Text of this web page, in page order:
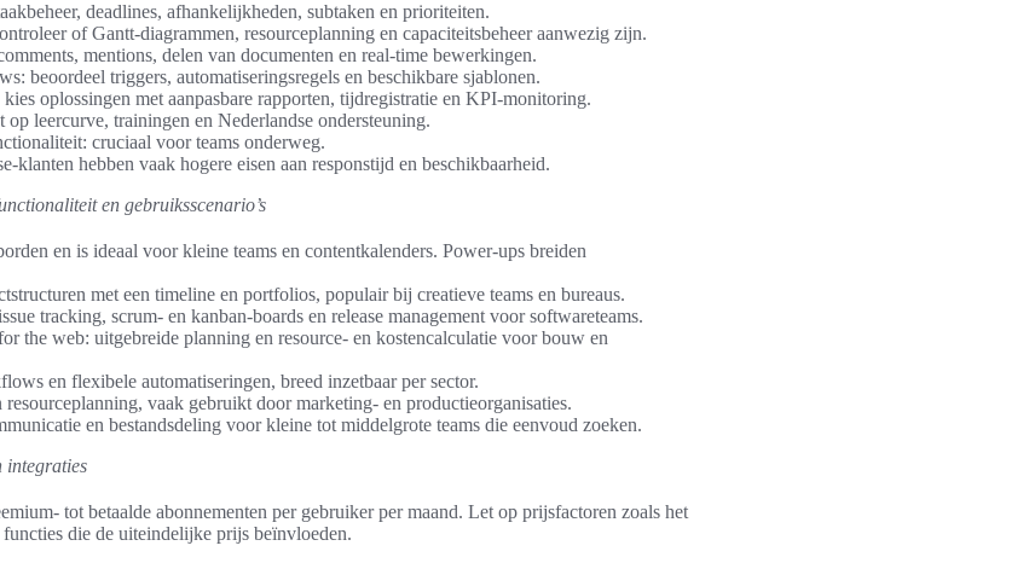
deadlines, afhankelijkheden, subtaken en prioriteiten.
of Gantt-diagrammen, resourceplanning en capaciteitsbeheer aanwezig zijn.
mentions, delen van documenten en real-time bewerkingen.
beoordeel triggers, automatiseringsregels en beschikbare sjablonen.
kies oplossingen met aanpasbare rapporten, tijdregistratie en KPI-monitoring.
leercurve, trainingen en Nederlandse ondersteuning.
cruciaal voor teams onderweg.
klanten hebben vaak hogere eisen aan responstijd en beschikbaarheid.
en gebruiksscenario’s
en is ideaal voor kleine teams en contentkalenders. Power-ups breiden
met een timeline en portfolios, populair bij creatieve teams en bureaus.
tracking, scrum- en kanban-boards en release management voor softwareteams.
the web: uitgebreide planning en resource- en kostencalculatie voor bouw en
en flexibele automatiseringen, breed inzetbaar per sector.
resourceplanning, vaak gebruikt door marketing- en productieorganisaties.
en bestandsdeling voor kleine tot middelgrote teams die eenvoud zoeken.
integraties
tot betaalde abonnementen per gebruiker per maand. Let op prijsfactoren zoals het
die de uiteindelijke prijs beïnvloeden.